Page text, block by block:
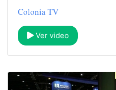
Colonia TV
Ver video